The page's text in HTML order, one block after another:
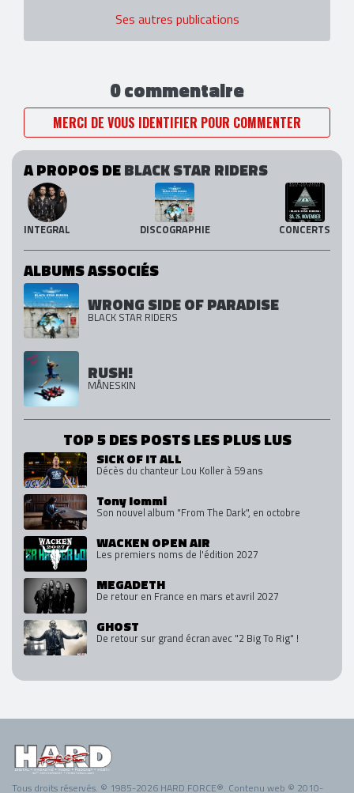
Ses autres publications
0 commentaire
MERCI DE VOUS IDENTIFIER POUR COMMENTER
A PROPOS DEBLACK STAR RIDERS
INTEGRAL DISCOGRAPHIE CONCERTS
ALBUMS ASSOCIÉS
WRONG SIDE OF PARADISE
BLACK STAR RIDERS
RUSH!
MÅNESKIN
TOP 5 DES POSTS LES PLUS LUS
SICK OF IT ALL
Décès du chanteur Lou Koller à 59 ans
Tony Iommi
Son nouvel album "From The Dark", en octobre
WACKEN OPEN AIR
Les premiers noms de l'édition 2027
MEGADETH
De retour en France en mars et avril 2027
GHOST
De retour sur grand écran avec "2 Big To Rig" !
Tous droits réservés. © 1985-2026 HARD FORCE®. Contenu web © 2010-